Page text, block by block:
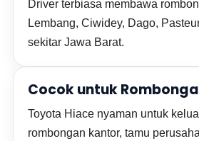
Driver terbiasa membawa
Lembang, Ciwidey, Dago,
sekitar Jawa Barat.
Cocok untuk
Toyota Hiace nyaman untuk
rombongan kantor, tamu